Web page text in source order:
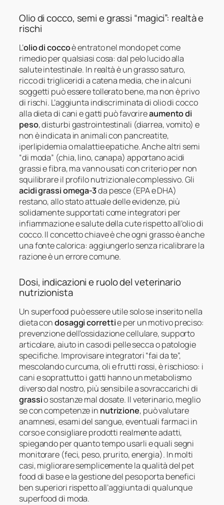
Olio di cocco, semi e grassi “magici”: realtà e
rischi
L’olio di coccoè entrato nel mondo pet come
rimedio per qualsiasi cosa: dal pelo lucido alla
salute intestinale. In realtà è un grasso saturo,
ricco di trigliceridi a catena media, che in alcuni
soggetti può essere tollerato bene, ma non è privo
di rischi. L’aggiunta indiscriminata di olio di cocco
alla dieta di cani e gatti può favorireaumento di
peso, disturbi gastrointestinali (diarrea, vomito) e
non è indicata in animali con pancreatite,
iperlipidemia o malattie epatiche. Anche altri semi
“di moda” (chia, lino, canapa) apportano acidi
grassi e fibra, ma vanno usati con criterio per non
squilibrare il profilo nutrizionale complessivo. Gli
acidi grassi omega-3da pesce (EPA e DHA)
restano, allo stato attuale delle evidenze, più
solidamente supportati come integratori per
infiammazione e salute della cute rispetto all’olio di
cocco. Il concetto chiave è che ogni grasso è anche
una fonte calorica: aggiungerlo senza ricalibrare la
razione è un errore comune.
Dosi, indicazioni e ruolo del veterinario
nutrizionista
Un superfood può essere utile solo se inserito nella
dieta condosaggi correttie per un motivo preciso:
prevenzione dell’ossidazione cellulare, supporto
articolare, aiuto in caso di pelle secca o patologie
specifiche. Improvisare integratori “fai da te”,
mescolando curcuma, oli e frutti rossi, è rischioso: i
cani e soprattutto i gatti hanno un metabolismo
diverso dal nostro, più sensibile a sovraccarichi di
grassio sostanze mal dosate. Il veterinario, meglio
se con competenze in nutrizione, può valutare
anamnesi, esami del sangue, eventuali farmaci in
corso e consigliare prodotti realmente adatti,
spiegando per quanto tempo usarli e quali segni
monitorare (feci, peso, prurito, energia). In molti
casi, migliorare semplicemente la qualità del pet
food di base e la gestione del peso porta benefici
ben superiori rispetto all’aggiunta di qualunque
superfood di moda.